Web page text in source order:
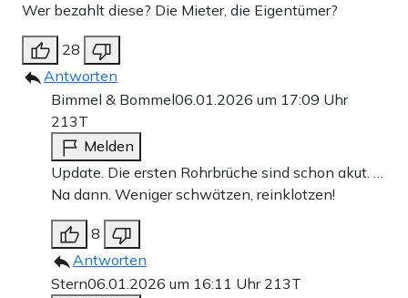
Wer bezahlt diese? Die Mieter, die Eigentümer?
28
Antworten
Bimmel & Bommel06.01.2026 um 17:09 Uhr
213T
Melden
Update. Die ersten Rohrbrüche sind schon akut. …
Na dann. Weniger schwätzen, reinklotzen!
8
Antworten
Stern06.01.2026 um 16:11 Uhr 213T